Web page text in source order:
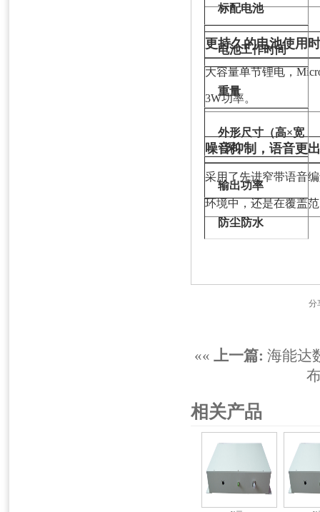
更持久的电池使用
大容量单节锂电，
3W功率。
噪音抑制，语音更
采用了先进窄带语音
环境中，还是在覆盖
标配电池
电池工作时间
重量
外形尺寸（高×宽
×深）
输出功率
防尘防水
分
«« 上一篇: 海能达
相关产品